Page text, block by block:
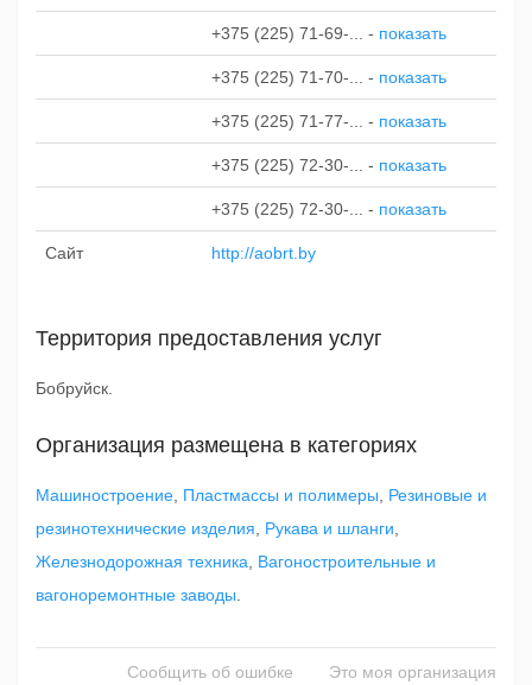
+375 (225) 71-69-... - показать
+375 (225) 71-70-... - показать
+375 (225) 71-77-... - показать
+375 (225) 72-30-... - показать
+375 (225) 72-30-... - показать
Сайт http://aobrt.by
Территория предоставления услуг
Бобруйск.
Организация размещена в категориях
Машиностроение Пластмассы и полимеры
Резиновые и
резинотехнические изделия
Рукава и шланги
Железнодорожная техника
Вагоностроительные и
вагоноремонтные заводы
Сообщить об ошибке
Это моя организация